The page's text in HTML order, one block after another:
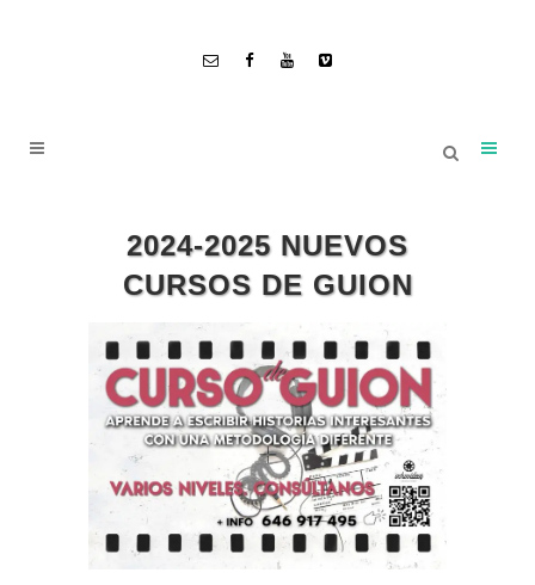
2024-2025 NUEVOS
CURSOS DE GUION